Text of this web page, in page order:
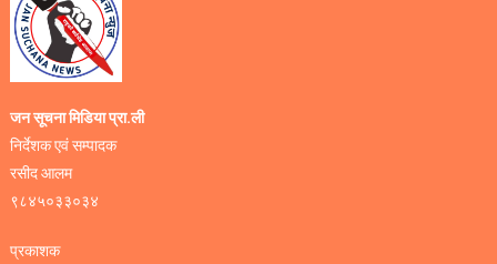
जन सूचना मिडिया प्रा.ली
निर्देशक एवं सम्पादक
रसीद आलम
९८४५०३३०३४
प्रकाशक